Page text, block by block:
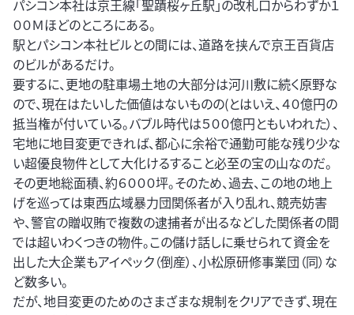
パシコン本社は京王線「聖蹟桜ヶ丘駅」の改札口からわずか１
００Ｍほどのところにある。
駅とパシコン本社ビルとの間には、道路を挟んで京王百貨店
のビルがあるだけ。
要するに、更地の駐車場土地の大部分は河川敷に続く原野な
ので、現在はたいした価値はないものの(とはいえ、４０億円の
抵当権が付いている。バブル時代は５００億円ともいわれた）、
宅地に地目変更できれば、都心に余裕で通勤可能な残り少な
い超優良物件として大化けるすること必至の宝の山なのだ。
その更地総面積、約６０００坪。そのため、過去、この地の地上
げを巡っては東西広域暴力団関係者が入り乱れ、競売妨害
や、警官の贈収賄で複数の逮捕者が出るなどした関係者の間
では超いわくつきの物件。この儲け話しに乗せられて資金を
出した大企業もアイペック（倒産）、小松原研修事業団（同）な
ど数多い。
だが、地目変更のためのさまざまな規制をクリアできず、現在